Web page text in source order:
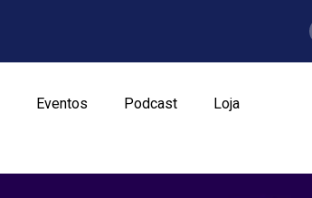
Eventos Podcast Loja